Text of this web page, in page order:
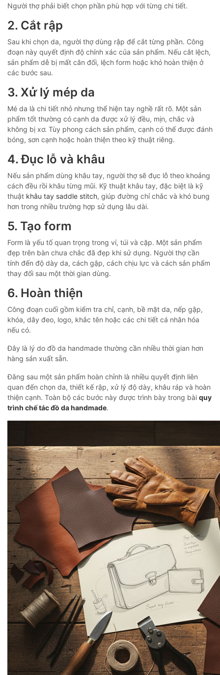
Người thợ phải biết chọn phần phù hợp với từng chi tiết.
2. Cắt rập
Sau khi chọn da, người thợ dùng rập để cắt từng phần. Công
đoạn này quyết định độ chính xác của sản phẩm. Nếu cắt lệch,
sản phẩm dễ bị mất cân đối, lệch form hoặc khó hoàn thiện ở
các bước sau.
3. Xử lý mép da
Mé da là chi tiết nhỏ nhưng thể hiện tay nghề rất rõ. Một sản
phẩm tốt thường có cạnh da được xử lý đều, mịn, chắc và
không bị xơ. Tùy phong cách sản phẩm, cạnh có thể được đánh
bóng, sơn cạnh hoặc hoàn thiện theo kỹ thuật riêng.
4. Đục lỗ và khâu
Nếu sản phẩm dùng khâu tay, người thợ sẽ đục lỗ theo khoảng
cách đều rồi khâu từng mũi. Kỹ thuật khâu tay, đặc biệt là kỹ
thuật khâu tay saddle stitch, giúp đường chỉ chắc và khó bung
hơn trong nhiều trường hợp sử dụng lâu dài.
5. Tạo form
Form là yếu tố quan trọng trong ví, túi và cặp. Một sản phẩm
đẹp trên bàn chưa chắc đã đẹp khi sử dụng. Người thợ cần
tính đến độ dày da, cách gập, cách chịu lực và cách sản phẩm
thay đổi sau một thời gian dùng.
6. Hoàn thiện
Công đoạn cuối gồm kiểm tra chỉ, cạnh, bề mặt da, nếp gập,
khóa, dây đeo, logo, khắc tên hoặc các chi tiết cá nhân hóa
nếu có.
Đây là lý do đồ da handmade thường cần nhiều thời gian hơn
hàng sản xuất sẵn.
Đằng sau một sản phẩm hoàn chỉnh là nhiều quyết định liên
quan đến chọn da, thiết kế rập, xử lý độ dày, khâu ráp và hoàn
thiện cạnh. Toàn bộ các bước này được trình bày trong bài quy
trình chế tác đồ da handmade.